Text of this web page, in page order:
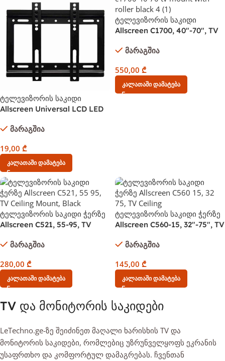
ტელევიზორის საკიდი
Allscreen Universal LCD LED
ინჩიმარაგშია
19,00 ₾
Კალათაში Დამატება
ტელევიზორის საკიდი
Allscreen C1700, 40″-70″, TV
მარაგშია
550,00 ₾
Კალათაში Დამატება
ტელევიზორის საკიდი ჭერზე
Allscreen C521, 55-95, TV
მარაგშია
280,00 ₾
Კალათაში Დამატება
ტელევიზორის საკიდი ჭერზე
Allscreen C560-15, 32″-75″, TV
მარაგშია
145,00 ₾
Კალათაში Დამატება
TV და მონიტორის საკიდები
LeTechno.ge-ზე შეიძინეთ მაღალი ხარისხის TV და
მონიტორის საკიდები, რომლებიც უზრუნველყოფს ეკრანის
უსაფრთხო და კომფორტულ დამაგრებას. ჩვენთან